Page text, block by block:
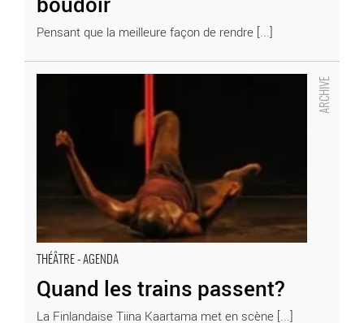
Pensant que la meilleure façon de rendre [...]
THÉÂTRE - AGENDA
Quand les trains passent?
La Finlandaise Tiina Kaartama met en scène [...]
Quand les trains passent?